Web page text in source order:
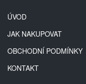
ÚVOD
JAK NAKUPOVAT
OBCHODNÍ PODMÍNKY
KONTAKT